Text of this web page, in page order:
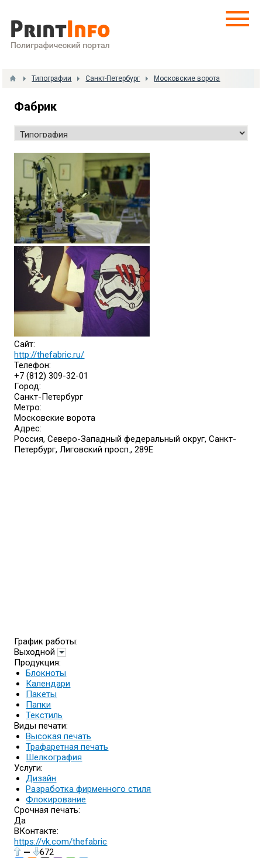
Типографии Санкт-Петербург Московские ворота
Фабрик
Сайт:
http://thefabric.ru/
Телефон:
+7 (812) 309-32-01
Город:
Санкт-Петербург
Метро:
Московские ворота
Адрес:
Россия, Северо-Западный федеральный округ, Санкт-
Петербург, Лиговский просп., 289Е
График работы:
Выходной
Продукция:
Блокноты
Календари
Пакеты
Папки
Текстиль
Виды печати:
Высокая печать
Трафаретная печать
Шелкография
Услуги:
Дизайн
Разработка фирменного стиля
Флокирование
Срочная печать:
Да
ВКонтакте:
https://vk.com/thefabric
—
672